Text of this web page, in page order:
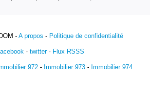
-A propos - Politique de confidentialité
- twitter- Flux RSSS
972 - Immobilier 973 - Immobilier 974